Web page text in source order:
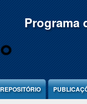
Programa
REPOSITÓRIO